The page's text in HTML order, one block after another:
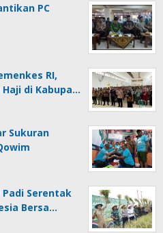
PC
RI,
di Kabupa…
Sukuran
Serentak
Bersa…